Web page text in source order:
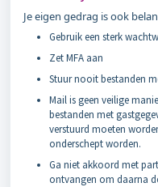
Je eigen gedrag is ook
Gebruik een sterk
Zet MFA aan
Stuur nooit bestanden
Mail is geen veilige
bestanden met
verstuurd moeten
onderschept worden.
Ga niet akkoord met
ontvangen om daarna